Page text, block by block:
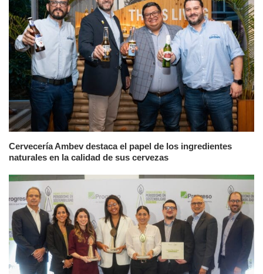
Cervecería Ambev destaca el papel de los ingredientes
naturales en la calidad de sus cervezas